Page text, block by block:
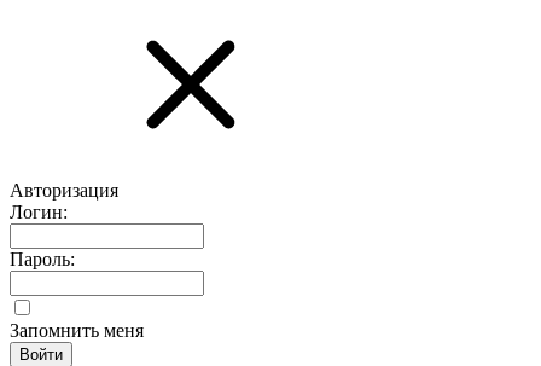
Авторизация
Логин:
Пароль:
Запомнить меня